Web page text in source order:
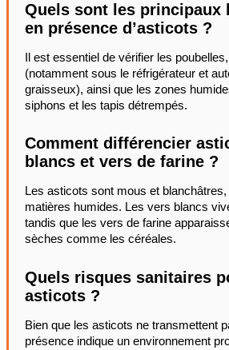
Quels sont les principaux
en présence d’asticots ?
Il est essentiel de vérifier les
(notamment sous le réfrigérateur et
graisseux), ainsi que les zones
siphons et les tapis détrempés.
Comment différencier
blancs et vers de farine ?
Les asticots sont mous et
matières humides. Les vers blancs
tandis que les vers de farine
sèches comme les céréales.
Quels risques sanitaires
asticots ?
Bien que les asticots ne transmettent
présence indique un environnement